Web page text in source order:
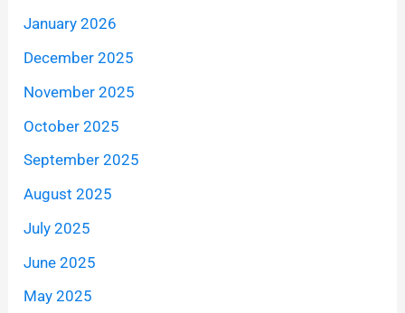
January 2026
December 2025
November 2025
October 2025
September 2025
August 2025
July 2025
June 2025
May 2025